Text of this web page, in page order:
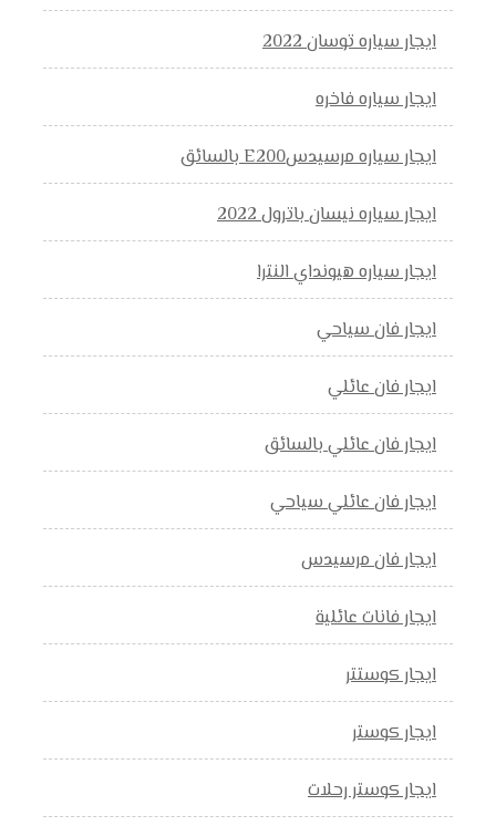
ايجار سياره توسان 2022
ايجار سياره فاخره
ايجار سياره مرسيدسE200 بالسائق
ايجار سياره نيسان باترول 2022
ايجار سياره هيونداي النترا
ايجار فان سياحي
ايجار فان عائلي
ايجار فان عائلي بالسائق
ايجار فان عائلي سياحي
ايجار فان مرسيدس
ايجار فانات عائلية
ايجار كوستتر
ايجار كوستر
ايجار كوستر رحلات